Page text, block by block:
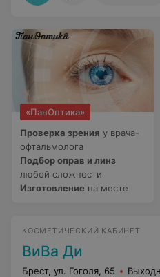
«ПанОптика»
Проверка зрения у врача-
офтальмолога
Подбор оправ и линз
любой сложности
Изготовление на месте
КОСМЕТИЧЕСКИЙ КАБИНЕТ
ВиВа Ди
Брест, ул. Гоголя, 65